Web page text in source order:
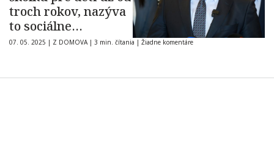
troch rokov, nazýva
to sociálne
inžinierstvo
07. 05. 2025 | Z DOMOVA | 3 min. čítania | Žiadne komentáre